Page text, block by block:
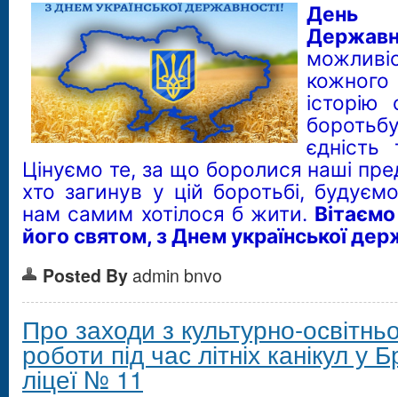
День
історію
Цінуємо те, за що боролися наші
хто загинув у цій боротьбі,
нам самим хотілося б жити.
його святом, з Днем української
Posted By admin bnvo
Про заходи з культурно-
роботи під час літніх канікул у
ліцеї № 11